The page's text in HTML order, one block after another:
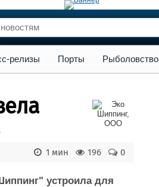
Флот
Форум
релизы Порты Рыболовство
0
196
1 мин
устроила для